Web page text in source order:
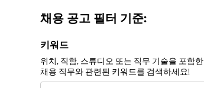
채용 공고 필터 기준:
채용 공고 필터 기준:
키워드
위치, 직함, 스튜디오 또는 직무 기술을 포함한
채용 직무와 관련된 키워드를 검색하세요!